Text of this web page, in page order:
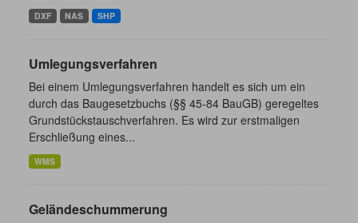
DXF NAS SHP
Umlegungsverfahren
Bei einem Umlegungsverfahren handelt es sich um ein
durch das Baugesetzbuchs (§§ 45-84 BauGB) geregeltes
Grundstückstauschverfahren. Es wird zur erstmaligen
Erschließung eines...
WMS
Geländeschummerung